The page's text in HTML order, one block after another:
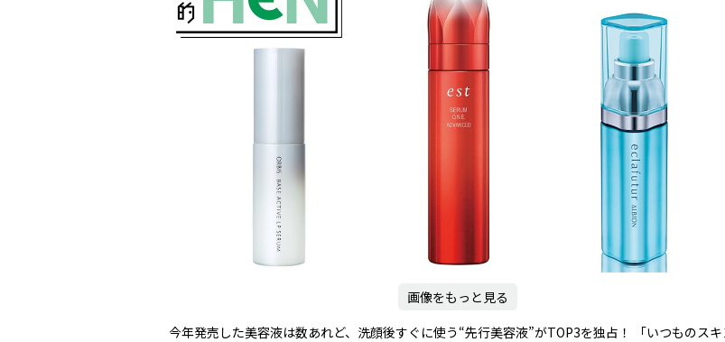
画像をもっと見る
今年発売した美容液は数あれど、洗顔後すぐに使う“先行美容液”がTOP3を独占！ 「いつものスキ